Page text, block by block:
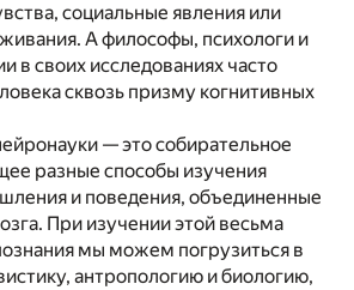
социальные явления или
А философы, психологи и
в своих исследованиях часто
сквозь призму когнитивных
— это собирательное
разные способы изучения
и поведения, объединенные
При изучении этой весьма
мы можем погрузиться в
антропологию и биологию,